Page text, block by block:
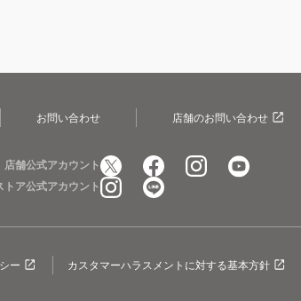
お問い合わせ 店舗のお問い合わせ
店舗公式アカウント
トア公式アカウント
ー カスタマーハラスメントに対する基本方針